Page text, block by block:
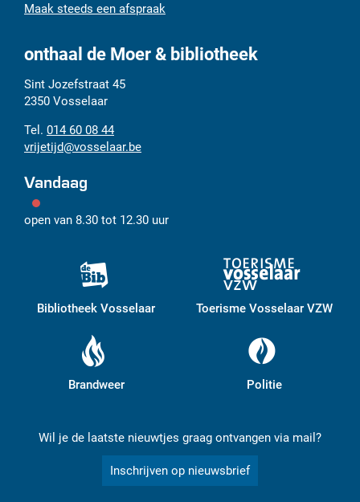
Maak steeds een afspraak
onthaal de Moer & bibliotheek
Adres
Sint Jozefstraat 45
2350 Vosselaar
Tel.
014 60 08 44
E-
mail
vrijetijd@vosselaar.be
Vandaag
open van 8.30 tot 12.30 uur
Bibliotheek Vosselaar Toerisme Vosselaar VZW
Brandweer Politie
Wil je de laatste nieuwtjes graag ontvangen via mail?
Inschrijven op nieuwsbrief